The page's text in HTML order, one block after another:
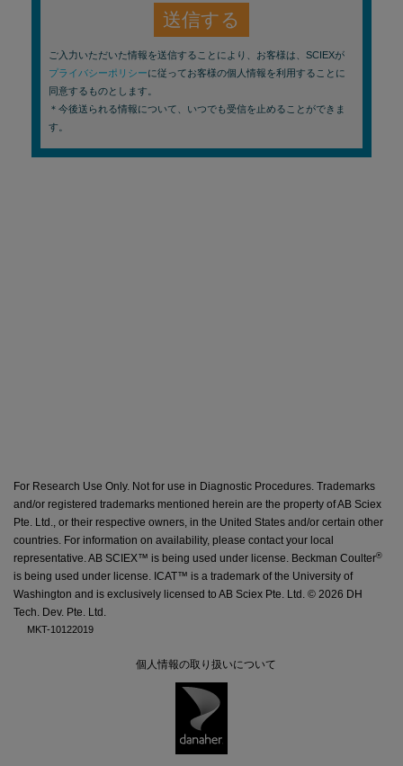
For Research Use Only. Not for use in Diagnostic Procedures. Trademarks
and/or registered trademarks mentioned herein are the property of AB Sciex
Pte. Ltd., or their respective owners, in the United States and/or certain other
countries. For information on availability, please contact your local
representative. AB SCIEX™ is being used under license. Beckman Coulter®
is being used under license. ICAT™ is a trademark of the University of
Washington and is exclusively licensed to AB Sciex Pte. Ltd. © 2026 DH
Tech. Dev. Pte. Ltd.
MKT-10122019
個人情報の取り扱いについて